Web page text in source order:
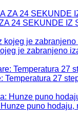
24 SEKUNDE
je zabranjeno
Temperatura 27
puno